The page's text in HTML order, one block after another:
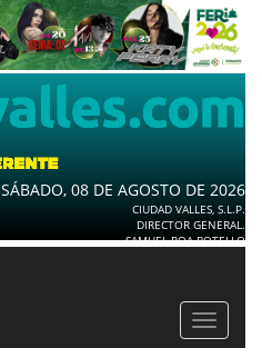
SÁBADO, 08 DE AGOSTO DE 2026
CIUDAD VALLES, S.L.P.
DIRECTOR GENERAL.
SAMUEL ROA BOTELLO
Toggle